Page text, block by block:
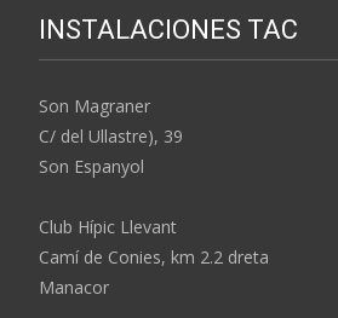
INSTALACIONES TAC
Son Magraner
C/ del Ullastre), 39
Son Espanyol
Club Hípic Llevant
Camí de Conies, km 2.2 dreta
Manacor